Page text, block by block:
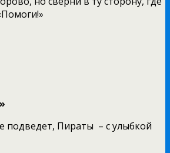
подведет, Пираты – с улыбкой